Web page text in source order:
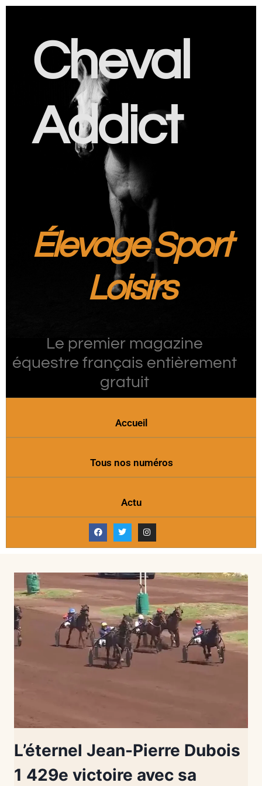
Cheval
Addict
Élevage Sport
Loisirs
Le premier magazine
équestre français entièrement
gratuit
Accueil
Tous nos numéros
Actu
L’éternel Jean-Pierre Dubois
1 429e victoire avec sa